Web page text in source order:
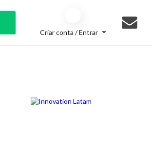
Criar conta / Entrar